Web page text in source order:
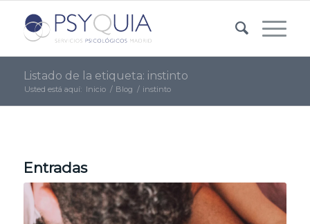
Listado de la etiqueta: instinto
Usted está aquí: Inicio / Blog / instinto
Entradas